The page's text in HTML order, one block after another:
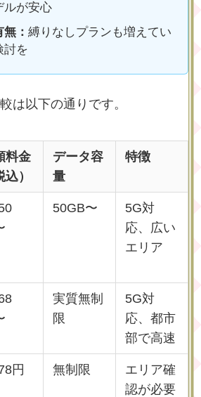
ルが安心
無：縛りなしプランも増えてい
討を
は以下の通りです。
料金
込）
データ容
量
特徴
50GB〜
5G対
応、広い
エリア
実質無制
限
5G対
応、都市
部で高速
円 無制限
エリア確
認が必要